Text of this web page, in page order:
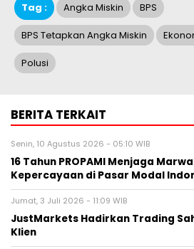
Tag : Angka Miskin BPS
BPS Tetapkan Angka Miskin
Polusi
BERITA TERKAIT
Senin, 10 Agustus 2026 - 05:10 WIB
16 Tahun PROPAMI Menjaga
Kepercayaan di Pasar Modal
Jumat, 3 Juli 2026 - 11:09 WIB
JustMarkets Hadirkan Trading
Klien